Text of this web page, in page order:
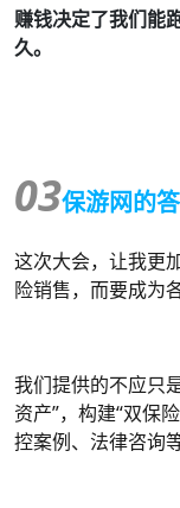
赚钱决定了我们能
久。
03保游网的
这次大会，让我更
险销售，而要成为
我们提供的不应只
资产”，构建“双保
控案例、法律咨询